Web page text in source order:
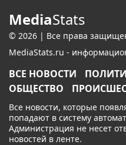
MediaStats
© 2026 | Все права
MediaStats.ru -
ВСЕ НОВОСТИ
ОБЩЕСТВО
Все новости, которые
попадают в систему
Администрация не несет
новостей в ленте.